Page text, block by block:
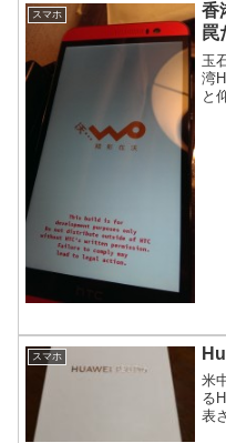
スマホ
香
罠
玉
湾
と
スマホ
米
る
表